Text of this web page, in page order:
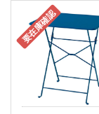
要在庫確認